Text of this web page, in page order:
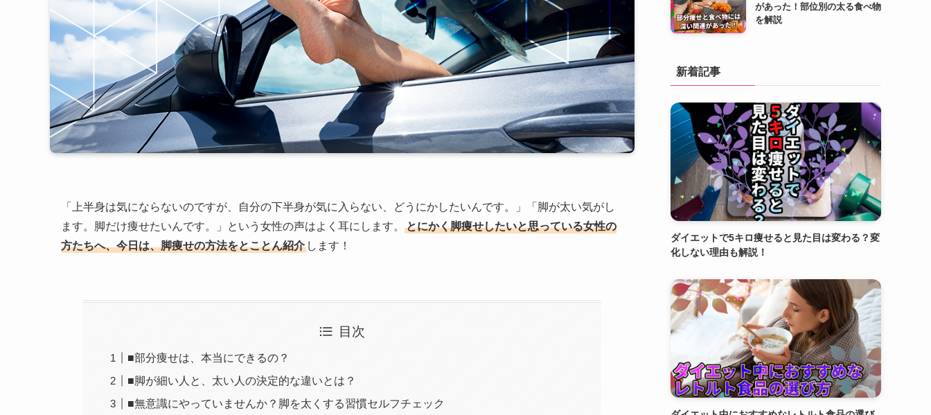
「上半身は気にならないのですが、自分の下半身が気に入らない、どうにかしたいんです。」「脚が太い気がし
ます。脚だけ痩せたいんです。」という女性の声はよく耳にします。
とにかく脚痩せしたいと思っている女性の
方たちへ、今日は、脚痩せの方法をとことん紹介 します！
目次
■部分痩せは、本当にできるの？
■脚が細い人と、太い人の決定的な違いとは？
■無意識にやっていませんか？脚を太くする習慣セルフチェック
があった！部位別の太る食べ物
を解説
新着記事
ダイエットで5キロ痩せると見た目は変わる？変
化しない理由も解説！